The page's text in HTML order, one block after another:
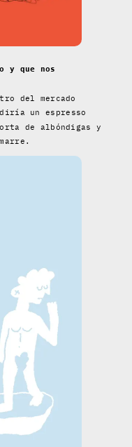
y que nos
del mercado
un espresso
de albóndigas y